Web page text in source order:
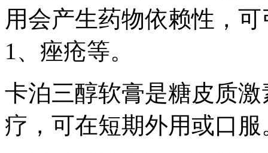
用会产生药物依赖性，
1、痤疮等。
卡泊三醇软膏是糖皮质
疗，可在短期外用或口服